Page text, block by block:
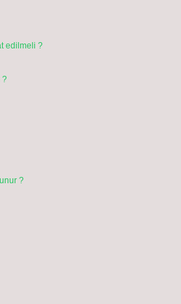
edilmeli ?
?
?